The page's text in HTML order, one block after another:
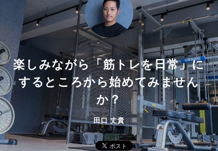
楽しみながら「筋トレを日常」に
するところから始めてみません
か？
田口 丈貴